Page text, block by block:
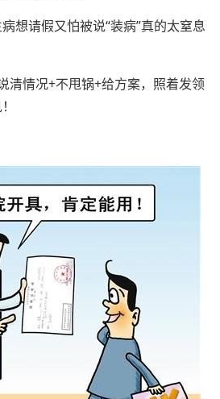
请假又怕被说“装病”真的太窒息
情况+不甩锅+给方案，照着发领